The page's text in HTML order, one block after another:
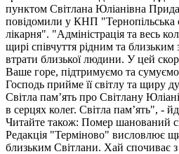
пунктом Світлана Юліанівна
повідомили у КНП "Тернопільська
лікарня". "Адміністрація та весь
щирі співчуття рідним та
втрати близької людини. У цей
Ваше горе, підтримуємо та
Господь прийме її світлу та щиру
Світла пам’ять про Світлану
в серцях колег. Світла пам’ять", -
Читайте також: Помер шанований
Редакція "Терміново" висловлює
близьким Світлани. Хай спочиває